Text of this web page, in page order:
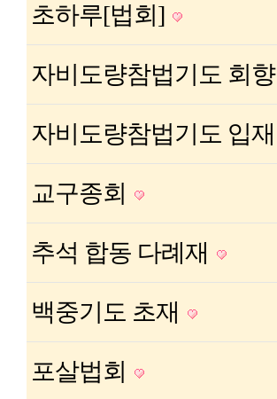
초하루[법회]
자비도량참법기도 회향
자비도량참법기도 입재
교구종회
추석 합동 다례재
백중기도 초재
포살법회